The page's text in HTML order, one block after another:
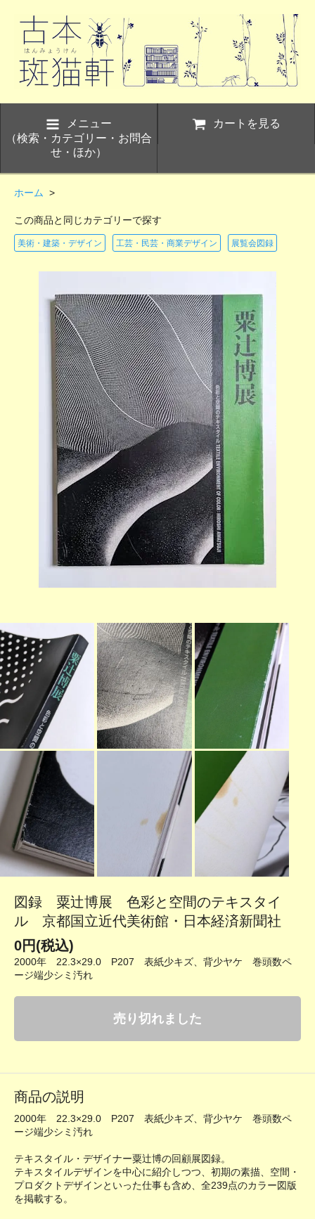
メニュー
（検索・カテゴリー・お問合
せ・ほか）
カートを見る
ホーム >
この商品と同じカテゴリーで探す
美術・建築・デザイン 工芸・民芸・商業デザイン 展覧会図録
図録 粟辻博展 色彩と空間のテキスタイ
ル 京都国立近代美術館・日本経済新聞社
0円(税込)
2000年 22.3×29.0 P207 表紙少キズ、背少ヤケ 巻頭数ペ
ージ端少シミ汚れ
売り切れました
商品の説明
2000年 22.3×29.0 P207 表紙少キズ、背少ヤケ 巻頭数ペ
ージ端少シミ汚れ
テキスタイル・デザイナー粟辻博の回顧展図録。
テキスタイルデザインを中心に紹介しつつ、初期の素描、空間・
プロダクトデザインといった仕事も含め、全239点のカラー図版
を掲載する。